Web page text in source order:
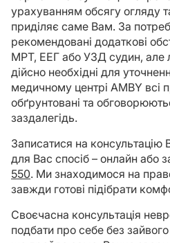
урахуванням обсягу огляду
приділяє саме Вам. За
рекомендовані додаткові
МРТ, ЕЕГ або УЗД судин, але
дійсно необхідні для
медичному центрі AMBY всі
обґрунтовані та
заздалегідь.
Записатися на
для Вас спосіб – онлайн або
550. Ми знаходимося на
завжди готові підібрати
Своєчасна консультація
подбати про себе без